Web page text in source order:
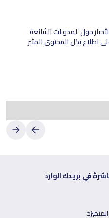
حول المدونات الشائعة
اطلاع بكل المحتوى المثير
في بريدك الوارد